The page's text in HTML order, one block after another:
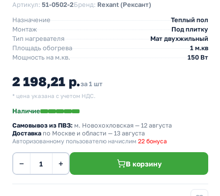
Артикул: 51-0502-2Бренд: Rexant (Рексант)
Назначение
Теплый пол
Монтаж
Под плитку
Тип нагревателя
Мат двухжильный
Площадь обогрева
1 м.кв
Мощность на м.кв.
150 Вт
2 198,21 р.за 1 шт
* цена указана с учетом НДС.
Наличие
Самовывоз из ПВЗ: м. Новохохловская — 12 августа
Доставка по Москве и области — 13 августа
Авторизованному пользователю начислим 22 бонуса
− + В корзину